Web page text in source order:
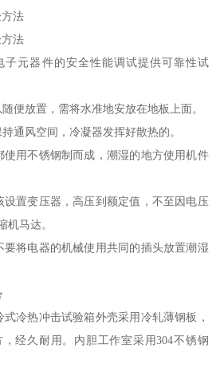
方法
方法
子元器件的安全性能调试提供可靠性试
便放置，需将水准地安放在地板上面。
通风空间，冷凝器发挥好散热的。
用不锈钢制而成，潮湿的地方使用机件
置变压器，高压到额定值，不至因电压
机马达。
将电器的机械使用共同的插头放置潮湿
冷热冲击试验箱外壳采用冷轧薄钢板，
经久耐用。内胆工作室采用304不锈钢